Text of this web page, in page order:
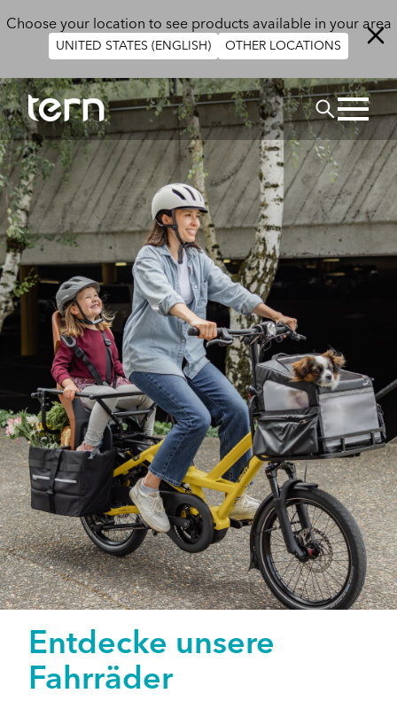
Choose your location to see products available in your area
UNITED STATES (ENGLISH) OTHER LOCATIONS
SUCHEN
Entdecke unsere
Fahrräder